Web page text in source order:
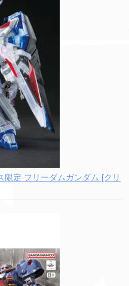
限定 フリーダムガンダム [クリ